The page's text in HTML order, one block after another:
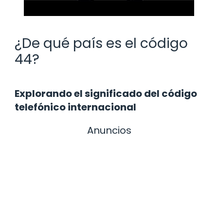
¿De qué país es el código
44?
Explorando el significado del código
telefónico internacional
Anuncios